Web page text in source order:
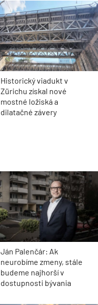
Historický viadukt v
Zürichu získal nové
mostné ložiská a
dilatačné závery
Ján Palenčár: Ak
neurobíme zmeny, stále
budeme najhorší v
dostupnosti bývania